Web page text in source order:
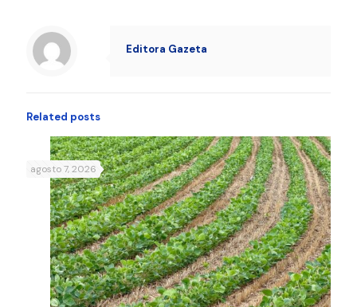
Editora Gazeta
Related posts
agosto 7, 2026